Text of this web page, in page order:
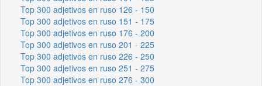
Top 300 adjetivos en ruso 126 - 150
Top 300 adjetivos en ruso 151 - 175
Top 300 adjetivos en ruso 176 - 200
Top 300 adjetivos en ruso 201 - 225
Top 300 adjetivos en ruso 226 - 250
Top 300 adjetivos en ruso 251 - 275
Top 300 adjetivos en ruso 276 - 300